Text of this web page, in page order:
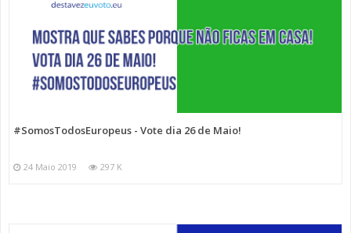
#SomosTodosEuropeus - Vote dia 26 de Maio!
24 Maio 2019 297 K